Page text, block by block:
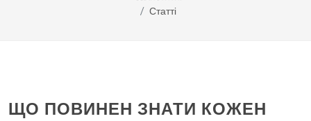
Статті
ЩО ПОВИНЕН ЗНАТИ КОЖЕН